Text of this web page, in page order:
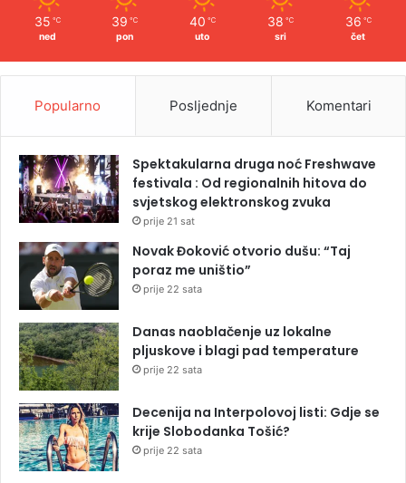
35 ℃
ned
39 ℃
pon
40 ℃
uto
38 ℃
sri
36 ℃
čet
Popularno Posljednje Komentari
Spektakularna druga noć Freshwave
festivala : Od regionalnih hitova do
svjetskog elektronskog zvuka
prije 21 sat
Novak Đoković otvorio dušu: “Taj
poraz me uništio”
prije 22 sata
Danas naoblačenje uz lokalne
pljuskove i blagi pad temperature
prije 22 sata
Decenija na Interpolovoj listi: Gdje se
krije Slobodanka Tošić?
prije 22 sata